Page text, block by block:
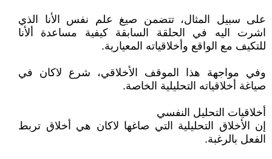
على سبيل المثال، تتضمن صيغ علم نفس الأنا الذي
اشرت اليه في الحلقة السابقة كيفية مساعدة ألأنا
للتكيف مع الواقع وأخلاقياته المعيارية.
وفي مواجهة هذا الموقف الأخلاقي، شرع لاكان في
صياغة أخلاقياته التحليلية الخاصة.
أخلاقيات التحليل النفسي
إن الأخلاق التحليلية التي صاغها لاكان هي أخلاق تربط
الفعل بالرغبة.